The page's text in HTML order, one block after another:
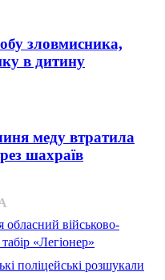
зловмисника,
в дитину
меду втратила
шахраїв
обласний військово-
«Легіонер»
поліцейські розшукали